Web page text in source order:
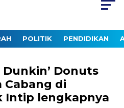
POLITIK PENDIDIKAN
Dunkin’ Donuts
Cabang di
Intip lengkapnya